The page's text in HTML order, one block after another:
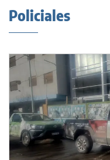
Policiales